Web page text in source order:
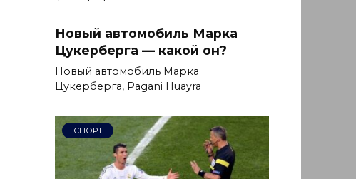
Новый автомобиль Марка
Цукерберга — какой он?
Новый автомобиль Марка
Цукерберга, Pagani Huayra
СПОРТ